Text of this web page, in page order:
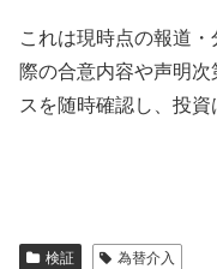
これは現時点の報道
際の合意内容や声明
スを随時確認し、投資
検証 為替介入